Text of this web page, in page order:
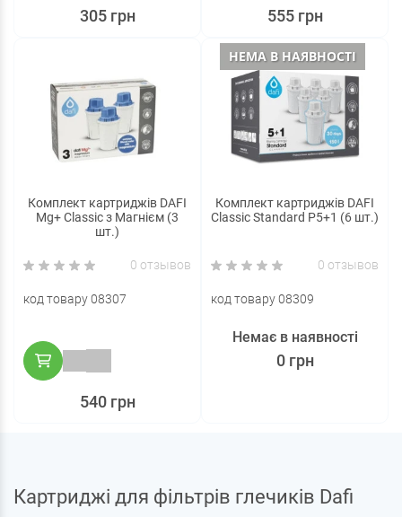
305 грн 555 грн
Комплект картриджів DAFI
Mg+ Classic з Магнієм (3
шт.)
0 отзывов
код товару 08307
540 грн
НЕМА В НАЯВНОСТІ
Комплект картриджів DAFI
Classic Standard P5+1 (6 шт.)
0 отзывов
код товару 08309
0 грн
Немає в наявності
Картриджі для фільтрів глечиків Dafi